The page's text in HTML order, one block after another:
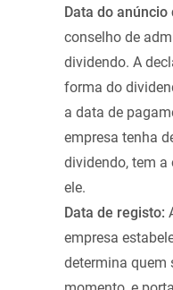
Data do
conselho de
dividendo. A
forma do
a data de
empresa tenha
dividendo, tem
ele.
Data de registo:
empresa
determina quem